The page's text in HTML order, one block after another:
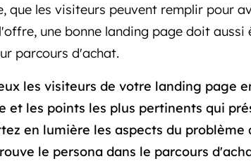
que les visiteurs peuvent remplir pour
une bonne landing page doit aussi
parcours d'achat.
les visiteurs de votre landing page
et les points les plus pertinents qui
en lumière les aspects du problème
le persona dans le parcours